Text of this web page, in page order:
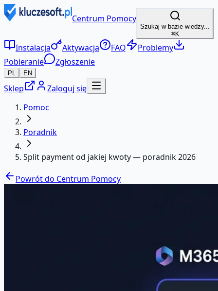
Centrum Pomocy
Szukaj w bazie wiedzy...
⌘K
Instalacja Aktywacja FAQ
Problemy
Pobieranie
Zgłoszenie
PL EN
Sklep
Zaloguj się
Pomoc
Poradnik
Split payment od jakiej kwoty — poradnik 2026
Powrót do Centrum Pomocy